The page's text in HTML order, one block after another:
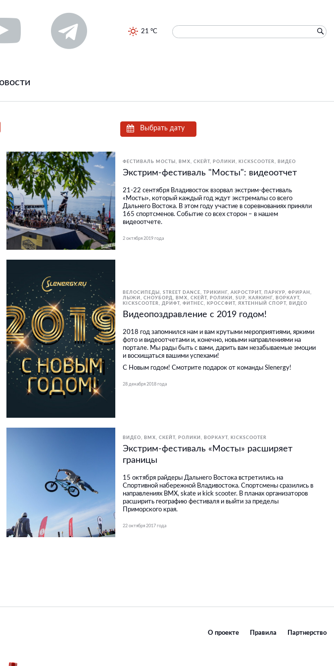
21 °C
Выбрать дату
ФЕСТИВАЛЬ МОСТЫ BMX, СКЕЙТ, РОЛИКИ KICKSCOOTER ВИДЕО
Экстрим-фестиваль "Мосты": видеоотчет
21-22 сентября Владивосток взорвал экстрим-фестиваль
«Мосты», который каждый год ждут экстремалы со всего
Дальнего Востока. В этом году участие в соревнованиях приняли
165 спортсменов. Событие со всех сторон – в нашем
видеоотчете.
2 октября 2019 года
ВЕЛОСИПЕДЫ STREET DANCE
ТРИКИНГ, АКРОСТРИТ, ПАРКУР, ФРИРАН
ЛЫЖИ, СНОУБОРД
BMX, СКЕЙТ, РОЛИКИ SUP КАЯКИНГ
ВОРКАУТ
KICKSCOOTER
ДРИФТ ФИТНЕС, КРОССФИТ ЯХТЕННЫЙ СПОРТ ВИДЕО
Видеопоздравление с 2019 годом!
2018 год запомнился нам и вам крутыми мероприятиями, яркими
фото и видеоотчетами и, конечно, новыми направлениями на
портале. Мы рады быть с вами, дарить вам незабываемые эмоции
и восхищаться вашими успехами!
С Новым годом! Смотрите подарок от команды Slenergy!
28 декабря 2018 года
ВИДЕО BMX, СКЕЙТ, РОЛИКИ ВОРКАУТ KICKSCOOTER
Экстрим-фестиваль «Мосты» расширяет
границы
15 октября райдеры Дальнего Востока встретились на
Спортивной набережной Владивостока. Спортсмены сразились в
направлениях BMX, skate и kick scooter. В планах организаторов
расширить географию фестиваля и выйти за пределы
Приморского края.
22 октября 2017 года
О проекте Правила Партнерство